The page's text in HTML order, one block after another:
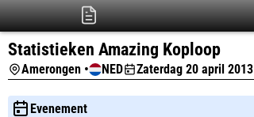
Statistieken Amazing Koploop
Amerongen • NED Zaterdag 20 april 2013
Evenement